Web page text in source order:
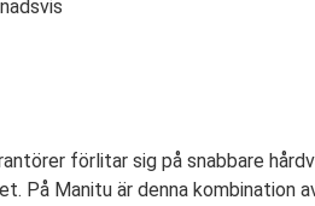
förlitar sig på snabbare
På Manitu är denna kombination